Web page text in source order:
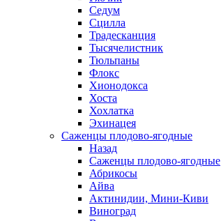
Седум
Сцилла
Традесканция
Тысячелистник
Тюльпаны
Флокс
Хионодокса
Хоста
Хохлатка
Эхинацея
Саженцы плодово-ягодные
Назад
Саженцы плодово-ягодные
Абрикосы
Айва
Актинидии, Мини-Киви
Виноград